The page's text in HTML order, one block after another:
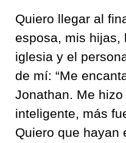
Quiero llegar al
esposa, mis hijas,
iglesia y el
de mí: “Me
Jonathan. Me
inteligente, más
Quiero que hayan